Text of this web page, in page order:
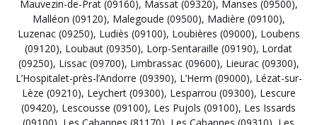
Mauvezin-de-Prat (09160), Massat (09320), Manses (09500),
Malléon (09120), Malegoude (09500), Madière (09100),
Luzenac (09250), Ludiès (09100), Loubières (09000), Loubens
(09120), Loubaut (09350), Lorp-Sentaraille (09190), Lordat
(09250), Lissac (09700), Limbrassac (09600), Lieurac (09300),
L’Hospitalet-près-l’Andorre (09390), L’Herm (09000), Lézat-sur-
Lèze (09210), Leychert (09300), Lesparrou (09300), Lescure
(09420), Lescousse (09100), Les Pujols (09100), Les Issards